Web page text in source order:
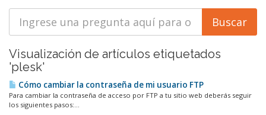
Visualización de artículos etiquetados
'plesk'
Cómo cambiar la contraseña de mi usuario FTP
Para cambiar la contraseña de acceso por FTP a tu sitio web deberás seguir
los siguientes pasos:...